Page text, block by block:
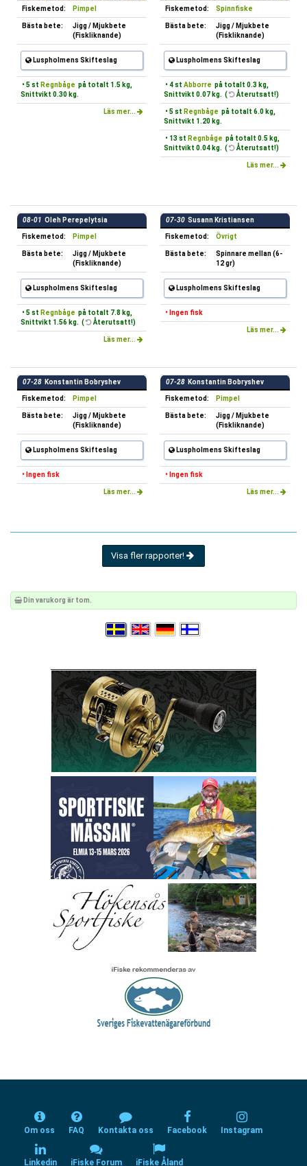
Fiskemetod: Pimpel
Bästa bete:
Jigg / Mjukbete
(Fiskliknande)
Luspholmens Skifteslag
• 5 st Regnbåge på totalt 1.5 kg,
Snittvikt 0.30 kg.
Läs mer...
Fiskemetod: Spinnfiske
Bästa bete:
Jigg / Mjukbete
(Fiskliknande)
Luspholmens Skifteslag
• 4 st Abborre på totalt 0.3 kg,
Snittvikt 0.07 kg. (
Återutsatt!)
• 5 st Regnbåge på totalt 6.0 kg,
Snittvikt 1.20 kg.
• 13 st Regnbåge på totalt 0.5 kg,
Snittvikt 0.04 kg. (
Återutsatt!)
Läs mer...
08-01 Oleh Perepelytsia
Fiskemetod: Pimpel
Bästa bete:
Jigg / Mjukbete
(Fiskliknande)
Luspholmens Skifteslag
• 5 st Regnbåge på totalt 7.8 kg,
Snittvikt 1.56 kg. (
Återutsatt!)
Läs mer...
07-30 Susann Kristiansen
Fiskemetod: Övrigt
Bästa bete:
Spinnare mellan (6-
12 gr)
Luspholmens Skifteslag
• Ingen fisk
Läs mer...
07-28 Konstantin Bobryshev
Fiskemetod: Pimpel
Bästa bete:
Jigg / Mjukbete
(Fiskliknande)
Luspholmens Skifteslag
• Ingen fisk
Läs mer...
07-28 Konstantin Bobryshev
Fiskemetod: Pimpel
Bästa bete:
Jigg / Mjukbete
(Fiskliknande)
Luspholmens Skifteslag
• Ingen fisk
Läs mer...
Visa fler rapporter!
Din varukorg är tom.
Om oss FAQ Kontakta oss Facebook Instagram
Linkedin iFiske Forum iFiske Åland